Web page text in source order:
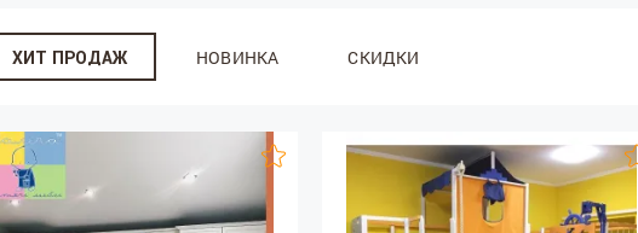
ХИТ ПРОДАЖ НОВИНКА СКИДКИ